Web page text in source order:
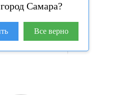
Самара?
Все верно